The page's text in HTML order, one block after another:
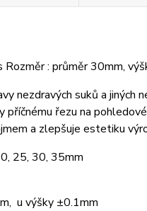
: průměr 30mm,
nezdravých suků a jiných
řezu na
a zlepšuje estetiku
25, 30, 35mm
u výšky ±0.1mm